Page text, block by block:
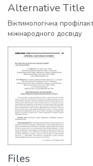
Alternative Title
Віктимологічна
міжнародного досвіду
Files